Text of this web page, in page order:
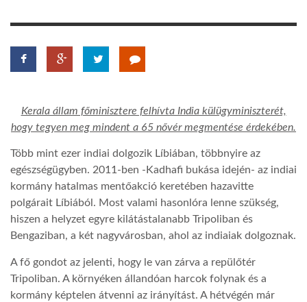
A NAP SZÉPE
DOBRAVERO.HU
LATIMO.HU
GLOBOBOOK
Kerala állam főminisztere felhívta India külügyminiszterét,
hogy tegyen meg mindent a 65 nővér megmentése érdekében.
Több mint ezer indiai dolgozik Líbiában, többnyire az
egészségügyben. 2011-ben -Kadhafi bukása idején- az indiai
kormány hatalmas mentőakció keretében hazavitte
polgárait Líbiából. Most valami hasonlóra lenne szükség,
hiszen a helyzet egyre kilátástalanabb Tripoliban és
Bengaziban, a két nagyvárosban, ahol az indiaiak dolgoznak.
A fő gondot az jelenti, hogy le van zárva a repülőtér
Tripoliban. A környéken állandóan harcok folynak és a
kormány képtelen átvenni az irányítást. A hétvégén már